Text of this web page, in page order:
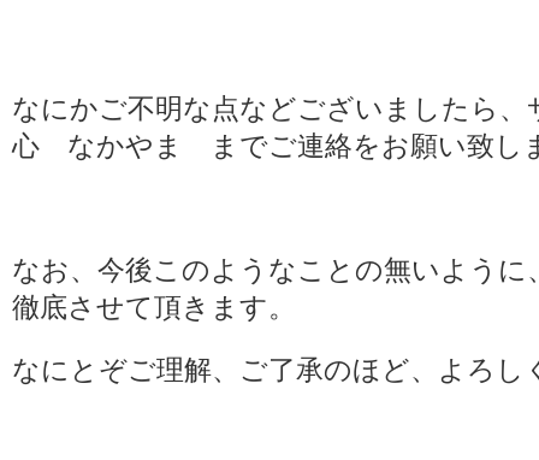
なにかご不明な点などございましたら
心 なかやま までご連絡をお願い致し
なお、今後このようなことの無いように
徹底させて頂きます。
なにとぞご理解、ご了承のほど、よろし